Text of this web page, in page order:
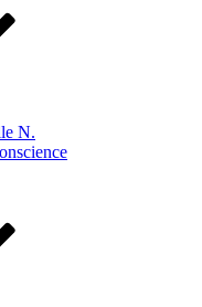
N.